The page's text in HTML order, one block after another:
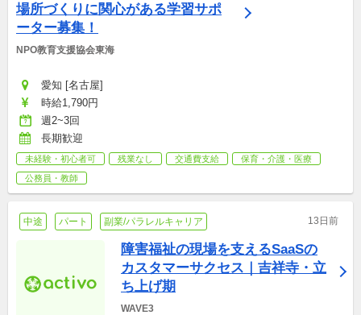
場所づくりに関心がある学習サポ
ーター募集！
NPO教育支援協会東海
愛知 [名古屋]
時給1,790円
週2~3回
長期歓迎
未経験・初心者可 残業なし 交通費支給
保育・介護・医療
公務員・教師
中途 パート 副業/パラレルキャリア 13日前
障害福祉の現場を支えるSaaSの
カスタマーサクセス｜吉祥寺・立
ち上げ期
WAVE3